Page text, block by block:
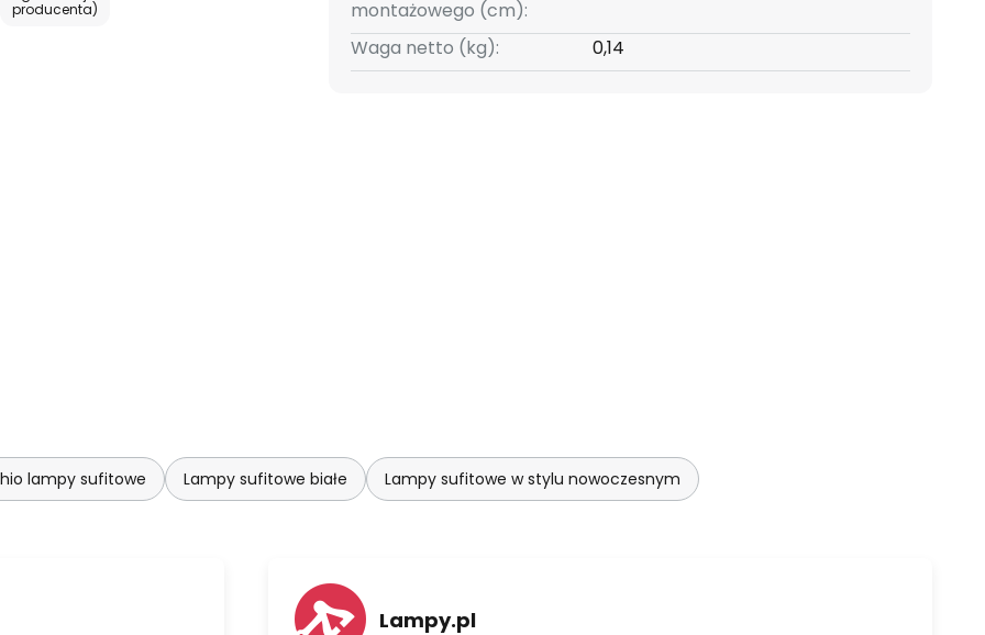
UGR <; 25
producenta)
montażowego (cm):
Waga netto (kg): 0,14
lampy sufitowe Lampy sufitowe białe Lampy sufitowe w stylu nowoczesnym
Lampy.pl